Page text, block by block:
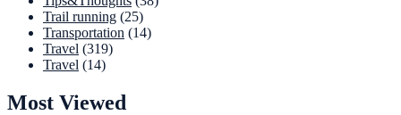
Trail running (25)
Transportation (14)
Travel (319)
Travel (14)
Most Viewed